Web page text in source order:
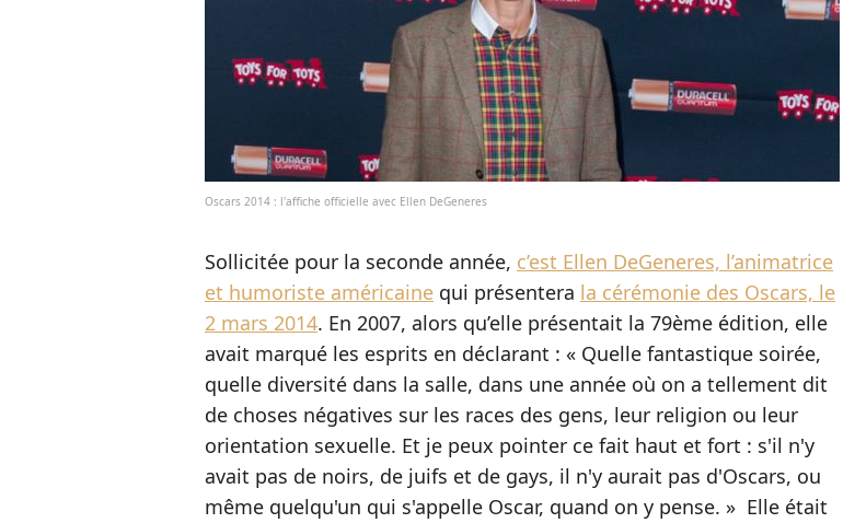
Oscars 2014 : l'affiche officielle avec Ellen DeGeneres
Sollicitée pour la seconde année, c’est Ellen DeGeneres, l’animatrice
et humoriste américaine qui présentera la cérémonie des Oscars, le
2 mars 2014. En 2007, alors qu’elle présentait la 79ème édition, elle
avait marqué les esprits en déclarant : « Quelle fantastique soirée,
quelle diversité dans la salle, dans une année où on a tellement dit
de choses négatives sur les races des gens, leur religion ou leur
orientation sexuelle. Et je peux pointer ce fait haut et fort : s'il n'y
avait pas de noirs, de juifs et de gays, il n'y aurait pas d'Oscars, ou
même quelqu'un qui s'appelle Oscar, quand on y pense. » Elle était